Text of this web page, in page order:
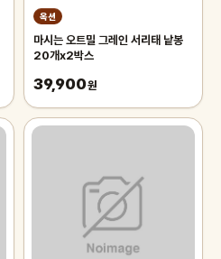
옥션
마시는 오트밀 그레인 서리태 낱봉
20개x2박스
39,900원